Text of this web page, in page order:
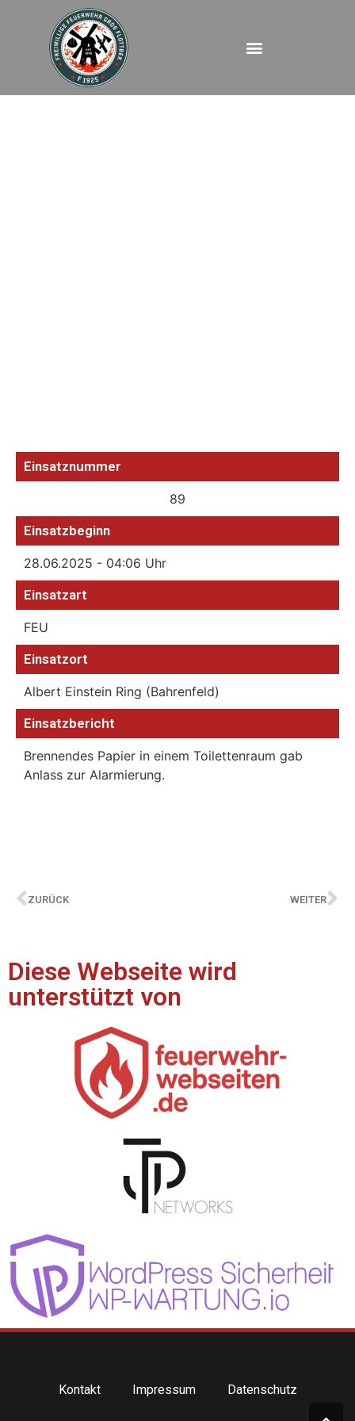
Einsatznummer
89
Einsatzbeginn
28.06.2025 - 04:06 Uhr
Einsatzart
FEU
Einsatzort
Albert Einstein Ring (Bahrenfeld)
Einsatzbericht
Brennendes Papier in einem Toilettenraum gab
Anlass zur Alarmierung.
ZURÜCK WEITER
Diese Webseite wird
unterstützt von
Kontakt Impressum Datenschutz